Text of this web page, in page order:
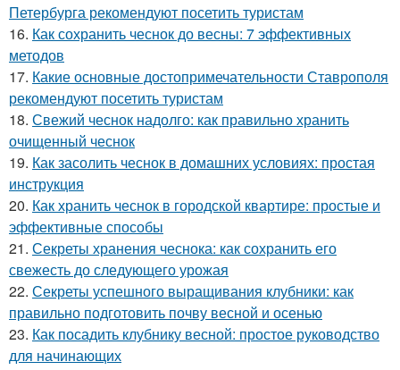
Петербурга рекомендуют посетить туристам
16. Как сохранить чеснок до весны: 7 эффективных
методов
17. Какие основные достопримечательности Ставрополя
рекомендуют посетить туристам
18. Свежий чеснок надолго: как правильно хранить
очищенный чеснок
19. Как засолить чеснок в домашних условиях: простая
инструкция
20. Как хранить чеснок в городской квартире: простые и
эффективные способы
21. Секреты хранения чеснока: как сохранить его
свежесть до следующего урожая
22. Секреты успешного выращивания клубники: как
правильно подготовить почву весной и осенью
23. Как посадить клубнику весной: простое руководство
для начинающих